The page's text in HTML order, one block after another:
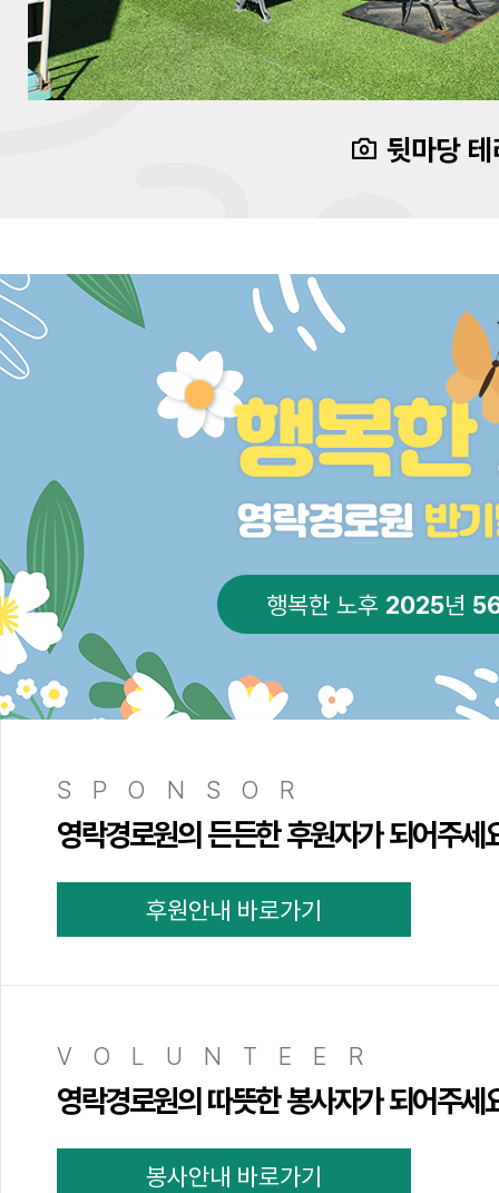
뒷마당
행복한 노후 2025년
SPONSOR
영락경로원의 든든한 후원자가 되어주세
후원안내 바로가기
VOLUNTEER
영락경로원의 따뜻한 봉사자가 되어주세
봉사안내 바로가기